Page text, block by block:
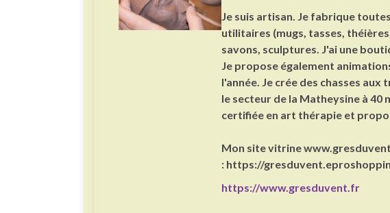
Je suis artisan. Je fabrique
utilitaires (mugs, tasses,
savons, sculptures. J'ai une
Je propose également
l'année. Je crée des chasses
le secteur de la Matheysine à 40
certifiée en art thérapie et
Mon site vitrine
: https://
https://www.gresduvent.fr